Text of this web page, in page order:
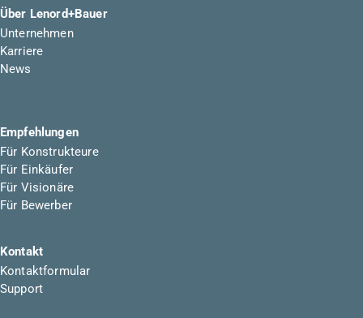
Über Lenord+Bauer
Unternehmen
Karriere
News
Empfehlungen
Für Konstrukteure
Für Einkäufer
Für Visionäre
Für Bewerber
Kontakt
Kontaktformular
Support